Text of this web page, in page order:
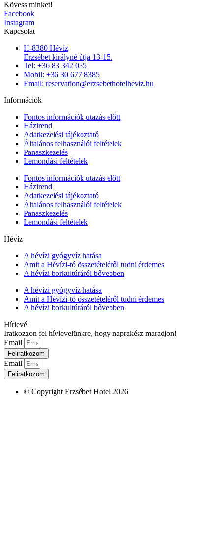
Kövess minket!
Facebook
Instagram
Kapcsolat
H-8380 Hévíz
Erzsébet királyné útja 13-15.
Tel: +36 83 342 035
Mobil: +36 30 677 8385
Email: reservation@erzsebethotelheviz.hu
Információk
Fontos információk utazás előtt
Házirend
Adatkezelési tájékoztató
Általános felhasználói feltételek
Panaszkezelés
Lemondási feltételek
Fontos információk utazás előtt
Házirend
Adatkezelési tájékoztató
Általános felhasználói feltételek
Panaszkezelés
Lemondási feltételek
Hévíz
A hévízi gyógyvíz hatása
Amit a Hévízi-tó összetételéről tudni érdemes
A hévízi borkultúráról bővebben
A hévízi gyógyvíz hatása
Amit a Hévízi-tó összetételéről tudni érdemes
A hévízi borkultúráról bővebben
Hírlevél
Iratkozzon fel hívlevelünkre, hogy naprakész maradjon!
Email
Feliratkozom
Email
Feliratkozom
© Copyright Erzsébet Hotel 2026